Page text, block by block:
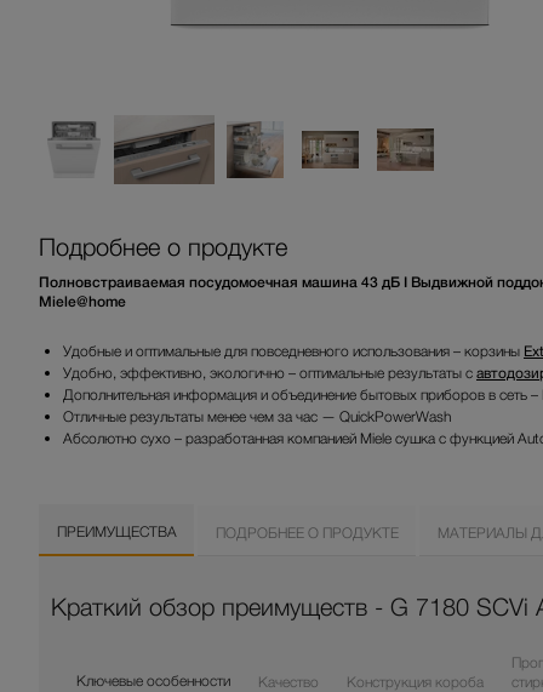
Подробнее о продукте
Полновстраиваемая посудомоечная машина 43 дБ I Выдвижной
Miele@home
Удобные и оптимальные для повседневного использования – корзины
Удобно, эффективно, экологично – оптимальные результаты с
Дополнительная информация и объединение бытовых приборов в сеть –
Отличные результаты менее чем за час — QuickPowerWash
Абсолютно сухо – разработанная компанией Miele сушка с функцией
ПРЕИМУЩЕСТВА ПОДРОБНЕЕ О ПРОДУКТЕ МАТЕРИАЛЫ
Краткий обзор преимуществ - G 7180 SCVi
Ключевые особенности Качество Конструкция короба